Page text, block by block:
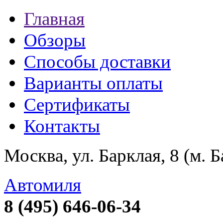
Главная
Обзоры
Способы доставки
Варианты оплаты
Сертификаты
Контакты
Москва, ул. Барклая, 8 (м.
Автомиля
8 (495) 646-06-34